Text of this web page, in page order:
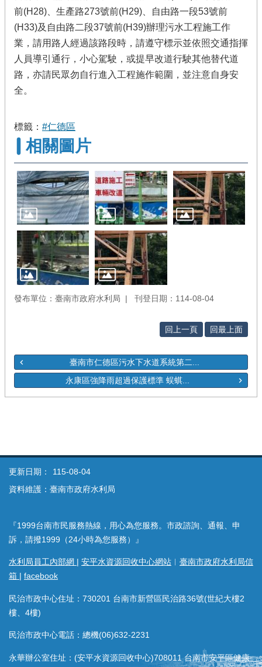
前(H28)、生產路273號前(H29)、自由路一段53號前
(H33)及自由路二段37號前(H39)辦理污水工程施工作
業，請用路人經過該路段時，請遵守標示並依照交通指揮
人員導引通行，小心駕駛，或提早改道行駛其他替代道
路，亦請民眾勿自行進入工程施作範圍，並注意自身安
全。
標籤： #仁德區
相關圖片
發布單位：臺南市政府水利局 刊登日期：114-08-04
回上一頁 回最上面
臺南市仁德區污水下水道系統第二...
永康區強降雨超過保護標準 蜈蜞...
更新日期：
115-08-04
資料維護：臺南市政府水利局
『1999台南市民服務熱線，用心為您服務。市政諮詢、通報、申
訴，請撥1999（24小時為您服務）』
水利局員工內部網 | 安平水資源回收中心網站 ︱ 臺南市政府水利局信
箱 | facebook
民治市政中心住址：730201 台南市新營區民治路36號(世紀大樓2
樓、4樓)
民治市政中心電話：總機(06)632-2231
永華辦公室住址：(安平水資源回收中心)708011 台南市安平區健康